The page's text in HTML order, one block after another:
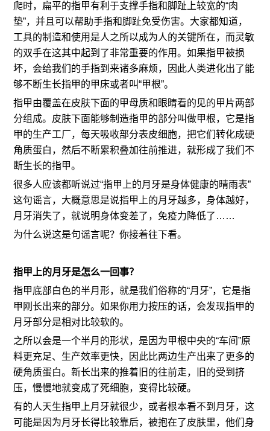
爬时，扁平的指甲有利于支撑手指和脚趾上较宽的“肉
垫”，并且可以帮助手指和脚趾免受伤害。大家都知道，
工具的制造和使用是人之所以成为人的关键所在，而灵敏
的双手在这其中起到了非常重要的作用。如果指甲被损
坏，会给我们的手指到来诸多麻烦，因此人类进化出了能
够不断生长指甲的甲床或者叫“甲根”。
指甲由覆盖在皮肤下面的甲母质和眼睛看的见的甲片两部
分组成。皮肤下面能够制造指甲的部分叫做甲根，它是指
甲的生产工厂，每天吸收部分表皮细胞，把它们转化成硬
角质蛋白，然后不断累积叠加往前推进，就形成了我们不
断生长的指甲。
很多人应该都听说过“指甲上的月牙是身体健康的晴雨表”
这句谣言，大概意思是说指甲上的月牙越多，身体越好，
月牙消失了，就说明身体变差了，免疫力降低了……
为什么说这是句谣言呢？你接着往下看。
指甲上的月牙是怎么一回事？
指甲底部白色的半月形，就是我们俗称的“月牙”，它是指
甲刚长出来的部分。如果你用力按压的话，会发现指甲的
月牙部分是相对比较软的。
之所以会是一个半月的形状，是因为甲根中央的“车间”原
料更充足、生产效率更快，因此比两边生产出来了更多的
硬角质蛋白。新长出来的推着旧的往前走，旧的受到挤
压，慢慢地就变成了死细胞，变得比较硬。
有的人天生指甲上月牙就很少，或者根本看不到月牙，这
可能是因为月牙长得比较靠后，被抱在了皮肤里，他们身